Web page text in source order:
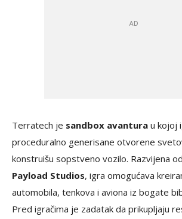
Terratech je sandbox avantura u kojoj
proceduralno generisane otvorene
konstruišu sopstveno vozilo. Razvijena
Payload Studios, igra omogućava
automobila, tenkova i aviona iz bogate
Pred igračima je zadatak da prikupljaju